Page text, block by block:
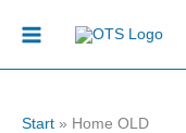
Inhalt
Start » Home OLD